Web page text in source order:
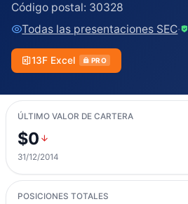
Código postal: 30328
Todas las presentaciones SEC·
13F Excel PRO
ÚLTIMO VALOR DE CARTERA
$0
31/12/2014
POSICIONES TOTALES